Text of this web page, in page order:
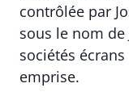
contrôlée par
sous le nom de
sociétés
emprise.